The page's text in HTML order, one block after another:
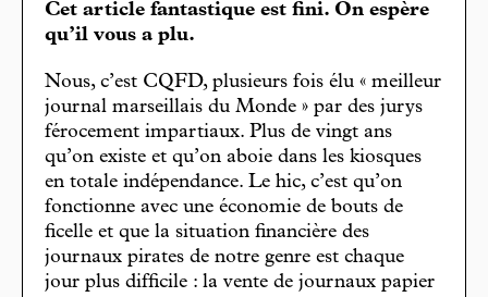
Cet article fantastique est fini. On espère
qu’il vous a plu.
Nous, c’est CQFD, plusieurs fois élu « meilleur
journal marseillais du Monde » par des jurys
férocement impartiaux. Plus de vingt ans
qu’on existe et qu’on aboie dans les kiosques
en totale indépendance. Le hic, c’est qu’on
fonctionne avec une économie de bouts de
ficelle et que la situation financière des
journaux pirates de notre genre est chaque
jour plus difficile : la vente de journaux papier